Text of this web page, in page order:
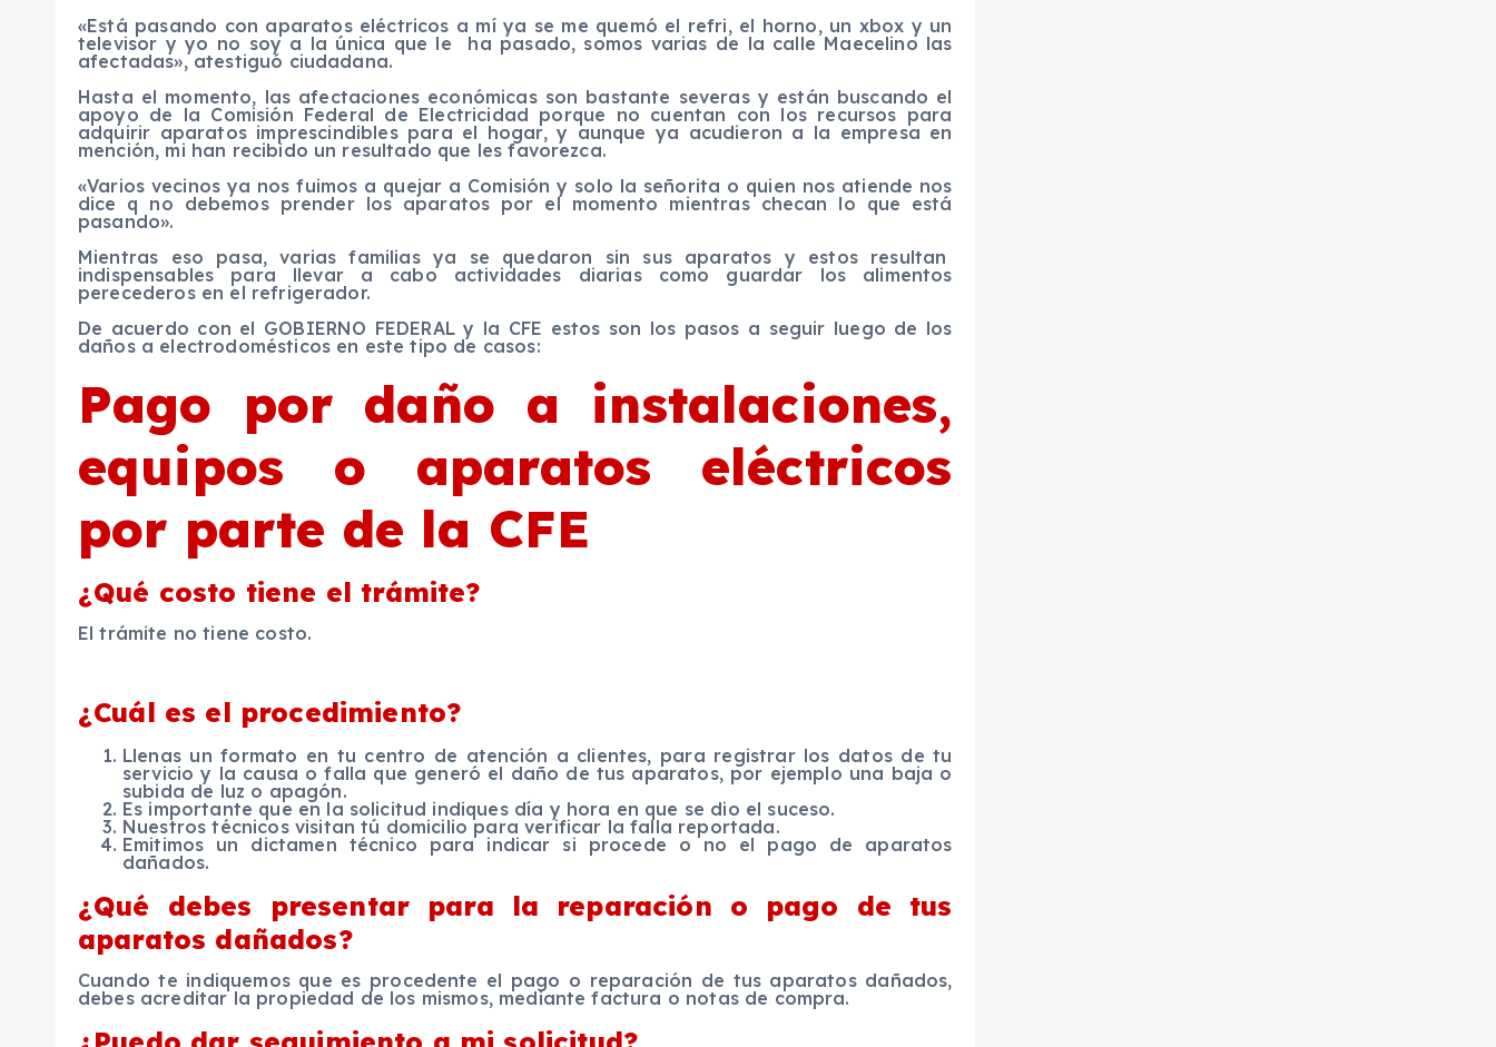
«Está pasando con aparatos eléctricos a mí ya se me quemó el refri, el horno, un xbox y un
televisor y yo no soy a la única que le ha pasado, somos varias de la calle Maecelino las
afectadas», atestiguó ciudadana.
Hasta el momento, las afectaciones económicas son bastante severas y están buscando el
apoyo de la Comisión Federal de Electricidad porque no cuentan con los recursos para
adquirir aparatos imprescindibles para el hogar, y aunque ya acudieron a la empresa en
mención, mi han recibido un resultado que les favorezca.
«Varios vecinos ya nos fuimos a quejar a Comisión y solo la señorita o quien nos atiende nos
dice q no debemos prender los aparatos por el momento mientras checan lo que está
pasando».
Mientras eso pasa, varias familias ya se quedaron sin sus aparatos y estos resultan
indispensables para llevar a cabo actividades diarias como guardar los alimentos
perecederos en el refrigerador.
De acuerdo con el GOBIERNO FEDERAL y la CFE estos son los pasos a seguir luego de los
daños a electrodomésticos en este tipo de casos:
Pago por daño a instalaciones,
equipos o aparatos eléctricos
por parte de la CFE
¿Qué costo tiene el trámite?
El trámite no tiene costo.
¿Cuál es el procedimiento?
Llenas un formato en tu centro de atención a clientes, para registrar los datos de tu
servicio y la causa o falla que generó el daño de tus aparatos, por ejemplo una baja o
subida de luz o apagón.
Es importante que en la solicitud indiques día y hora en que se dio el suceso.
Nuestros técnicos visitan tú domicilio para verificar la falla reportada.
Emitimos un dictamen técnico para indicar si procede o no el pago de aparatos
dañados.
¿Qué debes presentar para la reparación o pago de tus
aparatos dañados?
Cuando te indiquemos que es procedente el pago o reparación de tus aparatos dañados,
debes acreditar la propiedad de los mismos, mediante factura o notas de compra.